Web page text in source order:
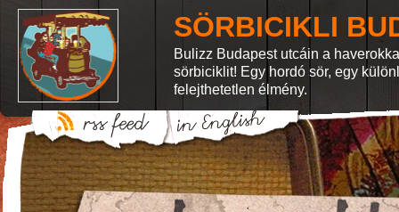
SÖRBICIKLI
Bulizz Budapest utcáin a
sörbiciklit! Egy hordó sör, egy
felejthetetlen élmény.